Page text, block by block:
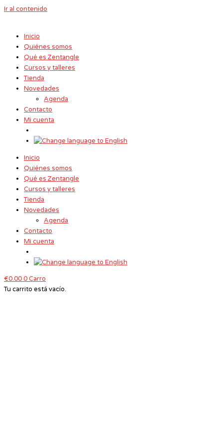
Ir al contenido
Inicio
Quiénes somos
Qué es Zentangle
Cursos y talleres
Tienda
Novedades
Agenda
Contacto
Mi cuenta
Inicio
Quiénes somos
Qué es Zentangle
Cursos y talleres
Tienda
Novedades
Agenda
Contacto
Mi cuenta
€0.000Carro
Tu carrito está vacío.